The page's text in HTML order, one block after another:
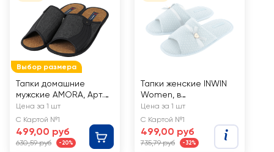
Выбор размера
Тапки домашние
мужские AMORA, Арт.
819 п 8-169
Цена за 1 шт
С Картой №1
499,00 руб
630,59 руб -20%
Тапки женские INWIN
Women, в
ассортименте, Арт.
HWA8776B-1
Цена за 1 шт
С Картой №1
499,00 руб
735,79 руб -32%